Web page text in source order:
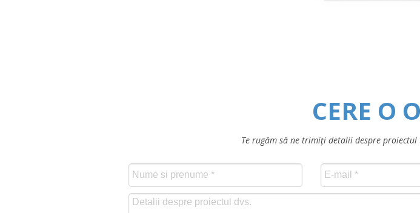
CERE O
Te rugăm să ne trimiţi detalii despre